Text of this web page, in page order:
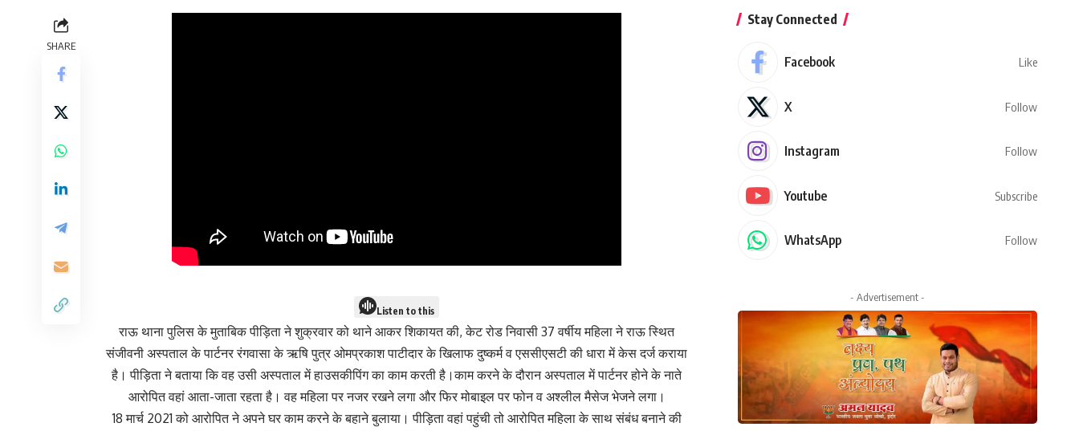
SHARE
Listen to this
राऊ थाना पुलिस के मुताबिक पीड़िता ने शुक्रवार को थाने आकर शिकायत की, केट रोड निवासी 37 वर्षीय महिला ने राऊ स्थित
संजीवनी अस्पताल के पार्टनर रंगवासा के ऋषि पुत्र ओमप्रकाश पाटीदार के खिलाफ दुष्कर्म व एससीएसटी की धारा में केस दर्ज कराया
है। पीड़िता ने बताया कि वह उसी अस्पताल में हाउसकीपिंग का काम करती है।काम करने के दौरान अस्पताल में पार्टनर होने के नाते
आरोपित वहां आता-जाता रहता है। वह महिला पर नजर रखने लगा और फिर मोबाइल पर फोन व अश्लील मैसेज भेजने लगा।
18 मार्च 2021 को आरोपित ने अपने घर काम करने के बहाने बुलाया। पीड़िता वहां पहुंची तो आरोपित महिला के साथ संबंध बनाने की
Stay Connected
Facebook Like
X Follow
Instagram Follow
Youtube Subscribe
WhatsApp Follow
- Advertisement -